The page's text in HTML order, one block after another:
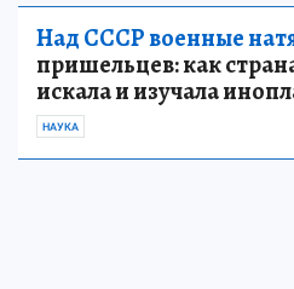
Над СССР военные
пришельцев: как
искала и изучала
НАУКА